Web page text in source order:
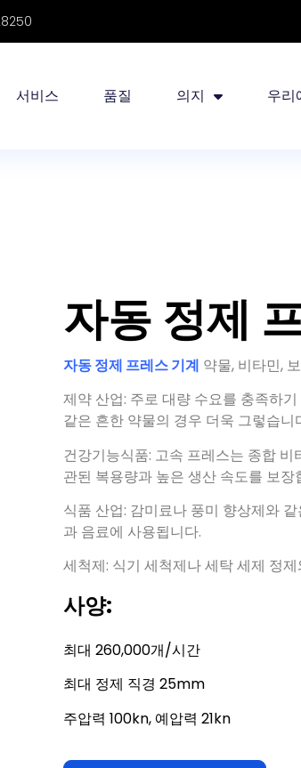
서비스 품질 의지 우리
자동 정제
자동 정제 프레스 기계 약물, 비타민,
제약 산업: 주로 대량 수요를 충족하
같은 흔한 약물의 경우 더욱 그렇습니
건강기능식품: 고속 프레스는 종합
관된 복용량과 높은 생산 속도를 보장
식품 산업: 감미료나 풍미 향상제와
과 음료에 사용됩니다.
세척제: 식기 세척제나 세탁 세제 정
사양:
최대 260,000개/시간
최대 정제 직경 25mm
주압력 100kn, 예압력 21kn